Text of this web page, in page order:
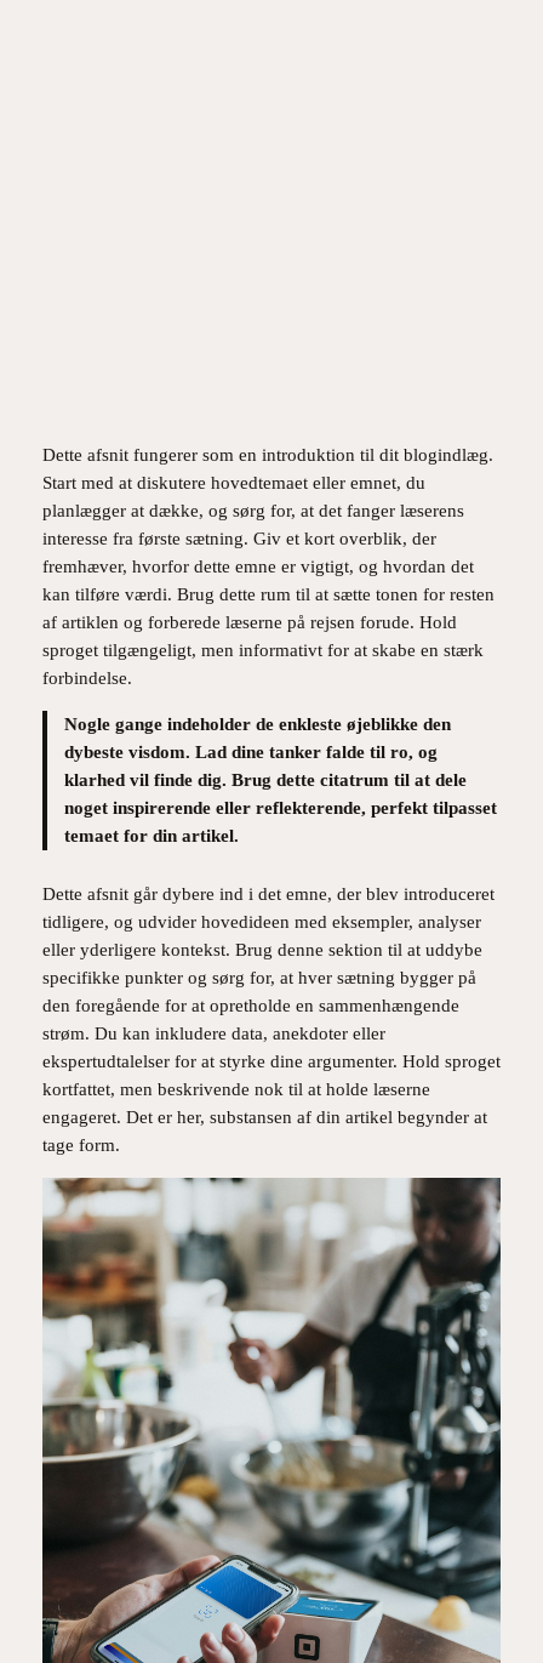
Dette afsnit fungerer som en introduktion til dit blogindlæg.
Start med at diskutere hovedtemaet eller emnet, du
planlægger at dække, og sørg for, at det fanger læserens
interesse fra første sætning. Giv et kort overblik, der
fremhæver, hvorfor dette emne er vigtigt, og hvordan det
kan tilføre værdi. Brug dette rum til at sætte tonen for resten
af artiklen og forberede læserne på rejsen forude. Hold
sproget tilgængeligt, men informativt for at skabe en stærk
forbindelse.
Nogle gange indeholder de enkleste øjeblikke den
dybeste visdom. Lad dine tanker falde til ro, og
klarhed vil finde dig. Brug dette citatrum til at dele
noget inspirerende eller reflekterende, perfekt tilpasset
temaet for din artikel.
Dette afsnit går dybere ind i det emne, der blev introduceret
tidligere, og udvider hovedideen med eksempler, analyser
eller yderligere kontekst. Brug denne sektion til at uddybe
specifikke punkter og sørg for, at hver sætning bygger på
den foregående for at opretholde en sammenhængende
strøm. Du kan inkludere data, anekdoter eller
ekspertudtalelser for at styrke dine argumenter. Hold sproget
kortfattet, men beskrivende nok til at holde læserne
engageret. Det er her, substansen af din artikel begynder at
tage form.